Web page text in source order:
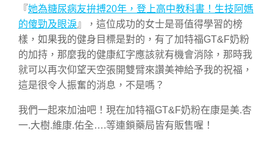
『她為糖尿病友拚搏20年，登上高中教科書！生技阿媽
的傻勁及眼淚』，這位成功的女士是哥值得學習的榜
樣，如果我的健身目標是對的，有了加特福GT&F奶粉
的加持，那麼我的健康紅字應該就有機會消除，那時我
就可以再次仰望天空張開雙臂來讚美神給予我的祝福，
這是很令人振奮的消息，不是嗎？
我們一起來加油吧！現在加特福GT&F奶粉在康是美.杏
一.大樹.維康.佑全….等連鎖藥局皆有販售喔！